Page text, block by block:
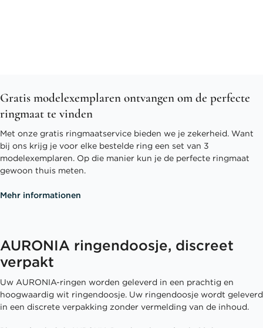
Gratis modelexemplaren ontvangen om de perfecte
ringmaat te vinden
Met onze gratis ringmaatservice bieden we je zekerheid. Want
bij ons krijg je voor elke bestelde ring een set van 3
modelexemplaren. Op die manier kun je de perfecte ringmaat
gewoon thuis meten.
Mehr informationen
AURONIA ringendoosje, discreet
verpakt
Uw AURONIA-ringen worden geleverd in een prachtig en
hoogwaardig wit ringendoosje. Uw ringendoosje wordt geleverd
in een discrete verpakking zonder vermelding van de inhoud.